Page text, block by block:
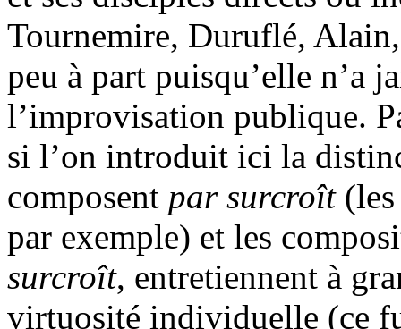
Tournemire, Duruflé,
peu à part puisqu’elle n’a
l’improvisation publique.
si l’on introduit ici la
composent par surcroît(les
par exemple) et les
surcroît, entretiennent à
virtuosité individuelle (ce